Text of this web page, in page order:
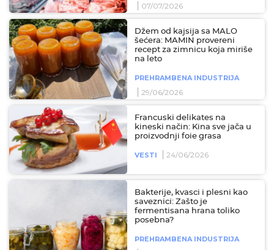
07/07/2026
Džem od kajsija sa MALO
šećera: MAMIN provereni
recept za zimnicu koja miriše
na leto
PREHRAMBENA INDUSTRIJA
29/06/2026
Francuski delikates na
kineski način: Kina sve jača u
proizvodnji foie grasa
VESTI 24/06/2026
Bakterije, kvasci i plesni kao
saveznici: Zašto je
fermentisana hrana toliko
posebna?
PREHRAMBENA INDUSTRIJA